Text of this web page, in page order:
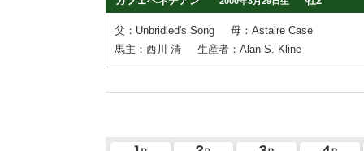
父：Unbridled's Song
母：Astaire Case
馬主：西川 清
生産者：Alan S. Kline